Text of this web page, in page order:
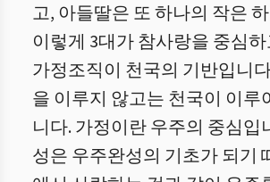
고, 아들딸은 또 하나의 작은
이렇게 3대가 참사랑을 중심
가정조직이 천국의 기반입니
을 이루지 않고는 천국이 이루
니다. 가정이란 우주의 중심입
성은 우주완성의 기초가 되기